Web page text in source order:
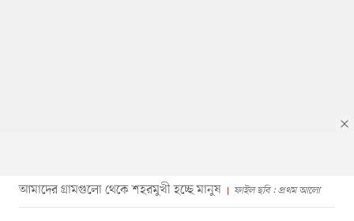
আমাদের গ্রামগুলো থেকে শহরমুখী হচ্ছে মানুষ ফাইল ছবি : প্রথম আলো